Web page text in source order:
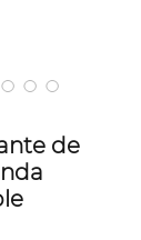
de